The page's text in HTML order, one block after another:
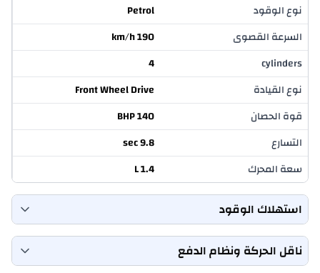
نوع الوقود
Petrol
السرعة القصوى
190 km/h
cylinders
4
نوع القيادة
Front Wheel Drive
قوة الحصان
140 BHP
التسارع
9.8 sec
سعة المحرك
1.4 L
استهلاك الوقود
معدل استهلاك الوقود (المدينة)
12 Km/L
سعة خزان الوقود
48 L
ناقل الحركة ونظام الدفع